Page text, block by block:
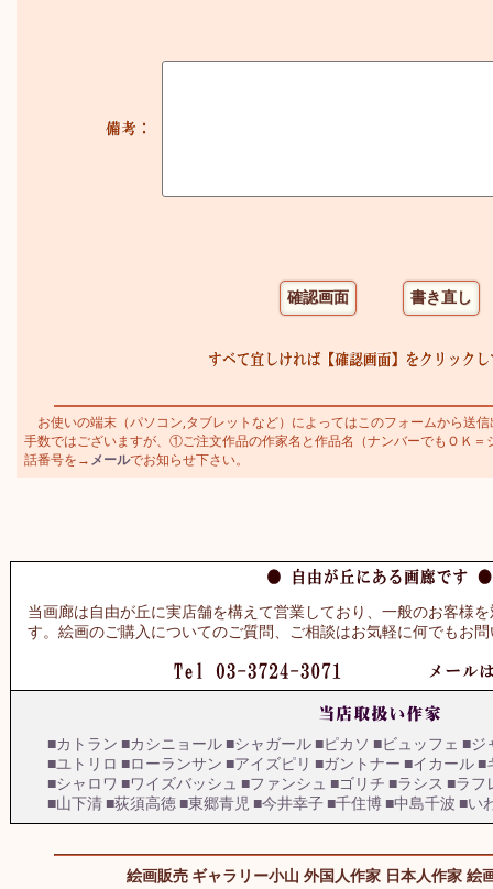
お使いの端末（パソコン,タブレットなど）によってはこのフォームから送
手数ではございますが、①ご注文作品の作家名と作品名（ナンバーでもＯＫ
話番号を→ メールでお知らせ下さい。
当画廊は自由が丘に実店舗を構えて営業しており、一般のお客様
す。絵画のご購入についてのご質問、ご相談はお気軽に何でもお
■カトラン ■カシニョール■シャガール■ピカソ ■ビュッフェ ■ジ
■ユトリロ ■ローランサン ■アイズピリ ■ガントナー ■イカール■
■シャロワ ■ワイズバッシュ ■ファンシュ ■ゴリチ ■ラシス ■ラフ
■山下清■荻須高徳■東郷青児 ■今井幸子■千住博■中島千波 ■い
絵画販売 ギャラリー小山 外国人作家 日本人作家 絵